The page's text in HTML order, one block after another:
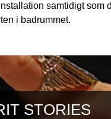
samtidigt som
i badrummet.
STORIES